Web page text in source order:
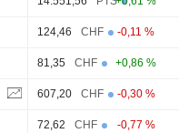
124,46 CHF -0,11 %
81,35 CHF +0,86 %
607,20 CHF -0,30 %
72,62 CHF -0,77 %